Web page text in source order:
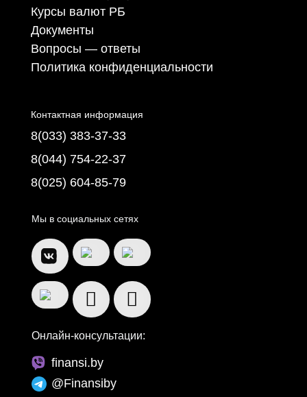
Курсы валют РБ
Документы
Вопросы — ответы
Политика конфиденциальности
Контактная информация
8(033) 383-37-33
8(044) 754-22-37
8(025) 604-85-79
Мы в социальных сетях
Онлайн-консультации:
finansi.by
@Finansiby